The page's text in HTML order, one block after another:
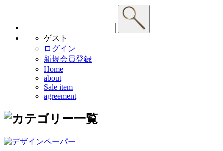
ゲスト
ログイン
新規会員登録
Home
about
Sale item
agreement